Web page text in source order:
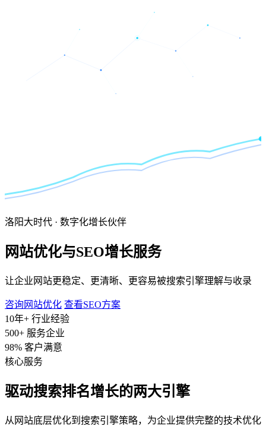
洛阳大时代 · 数字化增长伙伴
网站优化与SEO增长服务
让企业网站更稳定、更清晰、更容易被搜索引擎理解与收录
咨询网站优化 查看SEO方案
10年+ 行业经验
500+ 服务企业
98% 客户满意
核心服务
驱动搜索排名增长的两大引擎
从网站底层优化到搜索引擎策略，为企业提供完整的技术优化